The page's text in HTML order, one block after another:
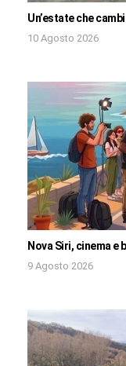
Un’estate che
10 Agosto 2026
Nova Siri, cinema e
9 Agosto 2026